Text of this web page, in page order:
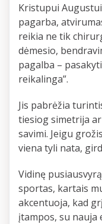
Kristupui
pagarba,
reikia ne tik
dėmesio,
pagalba –
reikalinga”.
Jis pabrėžia
tiesiog simetrija
savimi. Jeigu
viena tyli nata,
Vidinę
sportas, kartais
akcentuoja, kad
įtampos, su nauja